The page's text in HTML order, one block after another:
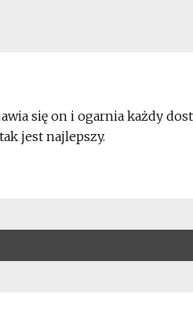
się on i ogarnia każdy
jest najlepszy.